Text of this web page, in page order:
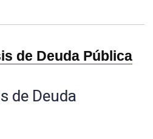
de Deuda Pública
de Deuda